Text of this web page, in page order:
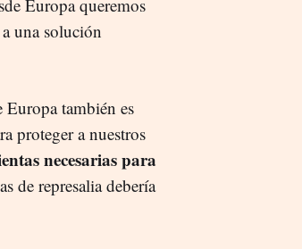
Europa queremos
una solución
Europa también es
proteger a nuestros
necesarias para
de represalia debería